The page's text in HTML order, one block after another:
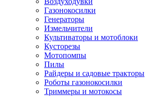
Газонокосилки
Генераторы
Измельчители
Культиваторы и мотоблоки
Кусторезы
Мотопомпы
Пилы
Райдеры и садовые тракторы
Роботы газонокосилки
Триммеры и мотокосы